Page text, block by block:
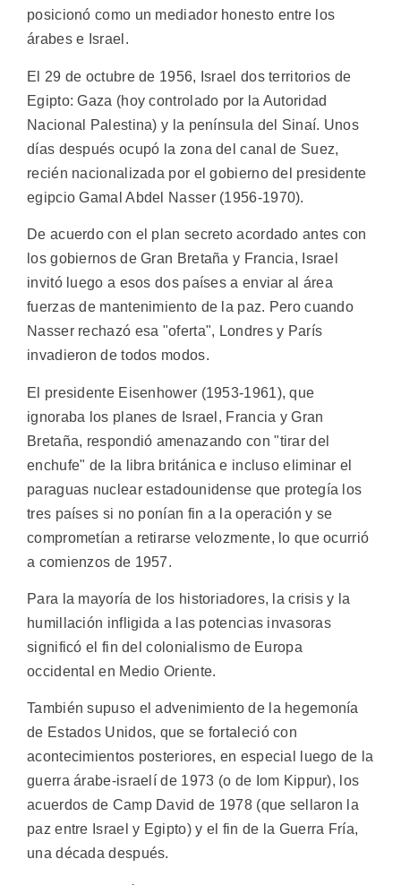
posicionó como un mediador honesto entre los
árabes e Israel.
El 29 de octubre de 1956, Israel dos territorios de
Egipto: Gaza (hoy controlado por la Autoridad
Nacional Palestina) y la península del Sinaí. Unos
días después ocupó la zona del canal de Suez,
recién nacionalizada por el gobierno del presidente
egipcio Gamal Abdel Nasser (1956-1970).
De acuerdo con el plan secreto acordado antes con
los gobiernos de Gran Bretaña y Francia, Israel
invitó luego a esos dos países a enviar al área
fuerzas de mantenimiento de la paz. Pero cuando
Nasser rechazó esa "oferta", Londres y París
invadieron de todos modos.
El presidente Eisenhower (1953-1961), que
ignoraba los planes de Israel, Francia y Gran
Bretaña, respondió amenazando con "tirar del
enchufe" de la libra británica e incluso eliminar el
paraguas nuclear estadounidense que protegía los
tres países si no ponían fin a la operación y se
comprometían a retirarse velozmente, lo que ocurrió
a comienzos de 1957.
Para la mayoría de los historiadores, la crisis y la
humillación infligida a las potencias invasoras
significó el fin del colonialismo de Europa
occidental en Medio Oriente.
También supuso el advenimiento de la hegemonía
de Estados Unidos, que se fortaleció con
acontecimientos posteriores, en especial luego de la
guerra árabe-israelí de 1973 (o de Iom Kippur), los
acuerdos de Camp David de 1978 (que sellaron la
paz entre Israel y Egipto) y el fin de la Guerra Fría,
una década después.